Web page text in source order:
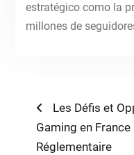
estratégico como la
millones de
Post
navigation
Previous
post:
Les Défis et
Gaming en
Réglementaire